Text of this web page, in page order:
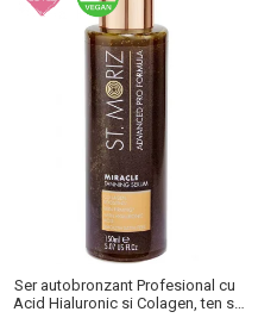
Ser autobronzant Profesional cu
Acid Hialuronic si Colagen, ten si